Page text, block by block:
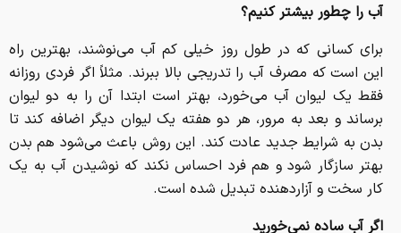
آب را چطور بیشتر کنیم؟
برای کسانی که در طول روز خیلی کم آب می‌نوشند، بهترین راه
این است که مصرف آب را تدریجی بالا ببرند. مثلاً اگر فردی روزانه
فقط یک لیوان آب می‌خورد، بهتر است ابتدا آن را به دو لیوان
برساند و بعد به مرور، هر دو هفته یک لیوان دیگر اضافه کند تا
بدن به شرایط جدید عادت کند. این روش باعث می‌شود هم بدن
بهتر سازگار شود و هم فرد احساس نکند که نوشیدن آب به یک
کار سخت و آزاردهنده تبدیل شده است.
اگر آب ساده نمی‌خورید